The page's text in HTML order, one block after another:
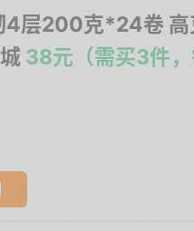
4层200克*24卷 高
38元（需买3件，